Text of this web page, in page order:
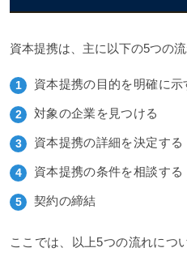
資本提携は、主に以下の5つの
資本提携の目的を明確に示
対象の企業を見つける
資本提携の詳細を決定する
資本提携の条件を相談する
契約の締結
ここでは、以上5つの流れにつ